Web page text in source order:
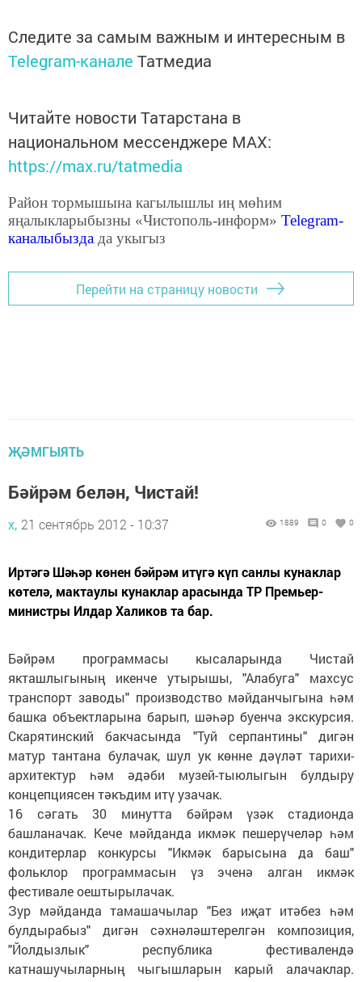
Следите за самым важным и интересным в
Telegram-канале Татмедиа
Читайте новости Татарстана в
национальном мессенджере MАХ:
https://max.ru/tatmedia
Район тормышына кагылышлы иң мөһим
яңалыкларыбызны «Чистополь-информ» Telegram-
каналыбызда да укыгыз
Перейти на страницу новости
ҖӘМГЫЯТЬ
Бәйрәм белән, Чистай!
х, 21 сентябрь 2012 - 10:37 1889 0 0
Иртәгә Шәһәр көнен бәйрәм итүгә күп санлы кунаклар
көтелә, мактаулы кунаклар арасында ТР Премьер-
министры Илдар Халиков та бар.
Бәйрәм программасы кысаларында Чистай
якташлыгының икенче утырышы, "Алабуга" махсус
транспорт заводы" производство мәйданчыгына һәм
башка объектларына барып, шәһәр буенча экскурсия.
Скарятинский бакчасында "Туй серпантины" дигән
матур тантана булачак, шул ук көнне дәүләт тарихи-
архитектур һәм әдәби музей-тыюлыгын булдыру
концепциясен тәкъдим итү узачак.
16 сәгать 30 минутта бәйрәм үзәк стадионда
башланачак. Кече мәйданда икмәк пешерүчеләр һәм
кондитерлар конкурсы "Икмәк барысына да баш"
фольклор программасын үз эченә алган икмәк
фестивале оештырылачак.
Зур мәйданда тамашачылар "Без иҗат итәбез һәм
булдырабыз" дигән сәхнәләштерелгән композиция,
"Йолдызлык" республика фестивалендә
катнашучыларның чыгышларын карый алачаклар.